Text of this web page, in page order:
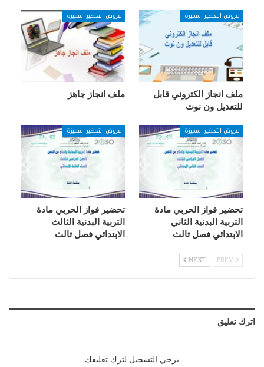
عروض التحضير المميزة
ملف انجاز الكتروني قابل
للتعديل ون نوت
عروض التحضير المميزة
ملف انجاز جاهز
عروض التحضير المميزة
تحضير فواز الحربي مادة
التربية البدنية الثاني
الابتدائي فصل ثالث
عروض التحضير المميزة
تحضير فواز الحربي مادة
التربية البدنية الثالث
الابتدائي فصل ثالث
NEXT
اترك تعليق
يرجي التسجيل لترك تعليقك